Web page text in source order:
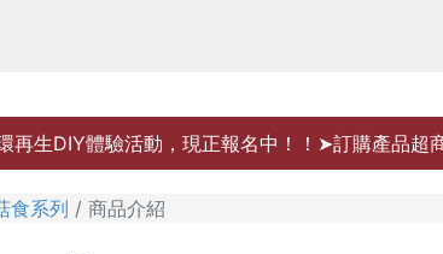
再生DIY體驗活動，現正報名中！！➤訂購產品超
食系列 商品介紹